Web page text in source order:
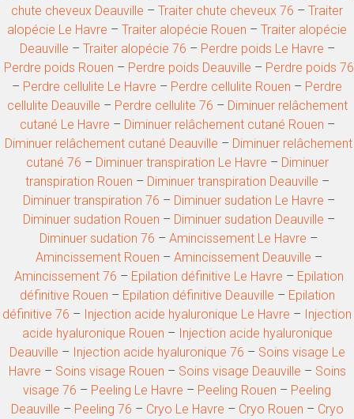
chute cheveux Deauville – Traiter chute cheveux 76 – Traiter
alopécie Le Havre – Traiter alopécie Rouen – Traiter alopécie
Deauville – Traiter alopécie 76 – Perdre poids Le Havre –
Perdre poids Rouen – Perdre poids Deauville – Perdre poids 76
– Perdre cellulite Le Havre – Perdre cellulite Rouen – Perdre
cellulite Deauville – Perdre cellulite 76 – Diminuer relâchement
cutané Le Havre – Diminuer relâchement cutané Rouen –
Diminuer relâchement cutané Deauville – Diminuer relâchement
cutané 76 – Diminuer transpiration Le Havre – Diminuer
transpiration Rouen – Diminuer transpiration Deauville –
Diminuer transpiration 76 – Diminuer sudation Le Havre –
Diminuer sudation Rouen – Diminuer sudation Deauville –
Diminuer sudation 76 – Amincissement Le Havre –
Amincissement Rouen – Amincissement Deauville –
Amincissement 76 – Epilation définitive Le Havre – Epilation
définitive Rouen – Epilation définitive Deauville – Epilation
définitive 76 – Injection acide hyaluronique Le Havre – Injection
acide hyaluronique Rouen – Injection acide hyaluronique
Deauville – Injection acide hyaluronique 76 – Soins visage Le
Havre – Soins visage Rouen – Soins visage Deauville – Soins
visage 76 – Peeling Le Havre – Peeling Rouen – Peeling
Deauville – Peeling 76 – Cryo Le Havre – Cryo Rouen – Cryo